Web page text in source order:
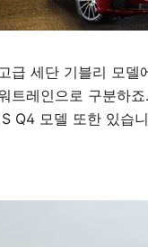
급 세단 기블리 모
트레인으로 구분하
Q4 모델 또한 있습